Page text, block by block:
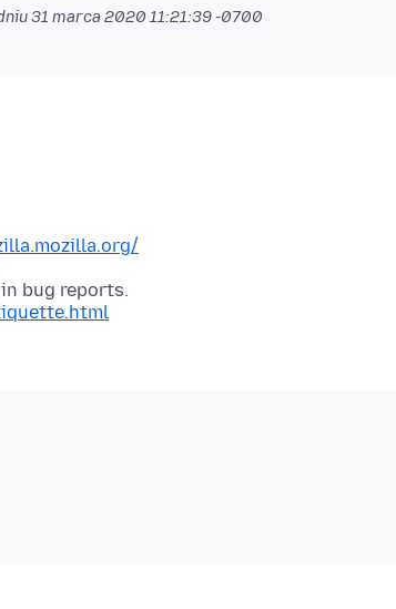
31 marca 2020 11:21:39 -0700